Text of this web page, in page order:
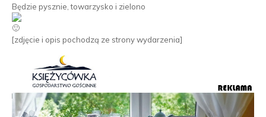
Będzie pysznie, towarzysko i zielono
[zdjęcie i opis pochodzą ze strony wydarzenia]